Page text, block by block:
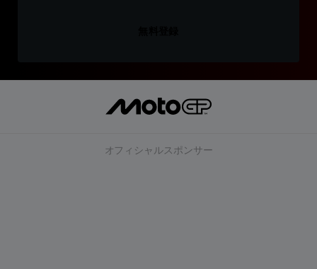
オフィシャルスポンサー